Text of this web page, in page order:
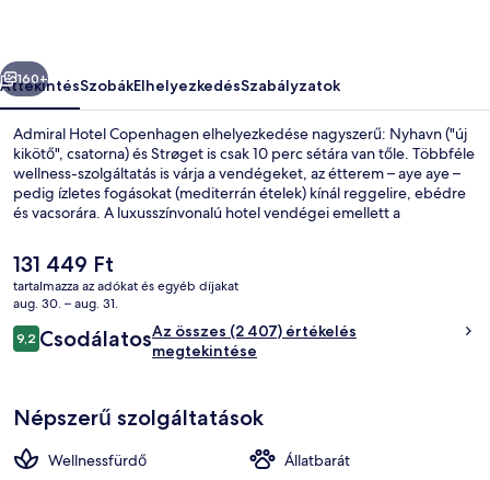
Következő
160+
ÁttekintésSzobákElhelyezkedésSzabályzatok
Admiral Hotel Copenhagen elhelyezkedése nagyszerű: Nyhavn ("új
kikötő", csatorna) és Strøget is csak 10 perc sétára van tőle. Többféle
wellness-szolgáltatás is várja a vendégeket, az étterem – aye aye –
pedig ízletes fogásokat (mediterrán ételek) kínál reggelire, ebédre
és vacsorára. A luxusszínvonalú hotel vendégei emellett a
fitneszterem és szauna. Más utazók imádják a szálláshely következő
jellemzőit: segítőkész személyzet és reggeli. A tömegközlekedés
rövid sétával megközelíthető: Kongens Nytorv vasút- és
metróállomás 8 perc, Marmorkirken metróállomás pedig 9 perc
séta.
A
jelenlegi
ár
131 449 Ft
tartalmazza az adókat és egyéb díjakat
aug. 30. – aug. 31.
Értékelések
9,29,2 ennyiből: 10
CsodálatosAz összes (2 407) értékelés
megtekintése
Népszerű szolgáltatások
Wellnessfürdő
Állatbarát